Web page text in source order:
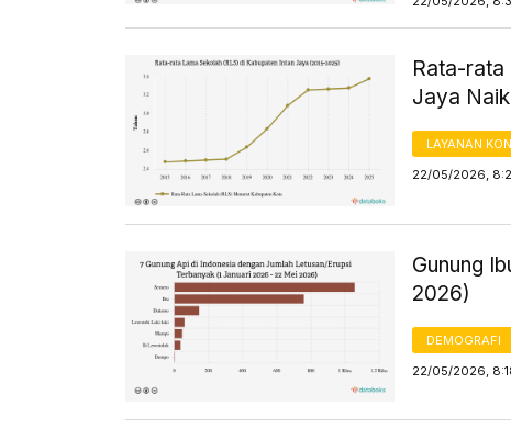
Rata-rata
Jaya
LAYANAN
22/05/2026,
Gunung
2026)
DEMOGRAFI
22/05/2026,